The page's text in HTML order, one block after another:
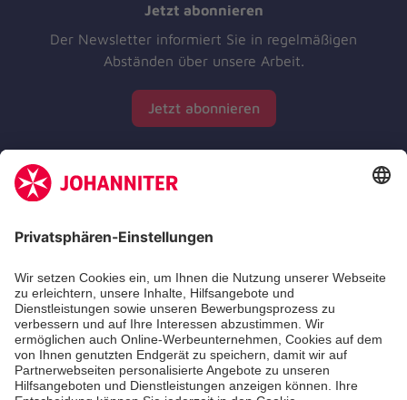
Jetzt abonnieren
Der Newsletter informiert Sie in regelmäßigen
Abständen über unsere Arbeit.
Jetzt abonnieren
Zertifizierung der Johanniter-Unfall-Hilfe e.V.
Die Johanniter GmbH führt das Spendenzertifikat
des Deutschen Spendenrats e.V.